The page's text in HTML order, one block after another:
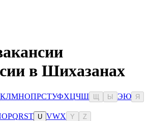
в Шихазанах
КЛМНОПРСТУФХЦЧШ Ы ЭЮ Я
OPQRST U VWX Y Z